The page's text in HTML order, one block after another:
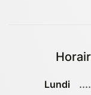
Lundi